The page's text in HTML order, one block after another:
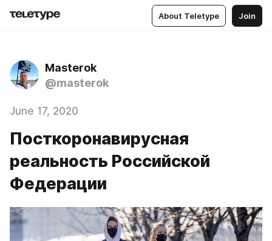
About Teletype Join
Masterok
@masterok
June 17, 2020
Посткоронавирусная
реальность Российской
Федерации